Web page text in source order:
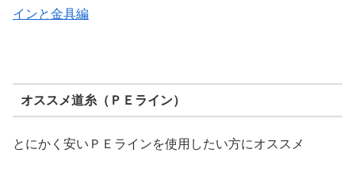
インと金具編
オススメ道糸（ＰＥライン）
とにかく安いＰＥラインを使用したい方にオススメ